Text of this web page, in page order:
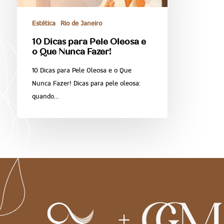
Estética Rio de Janeiro
10 Dicas para Pele Oleosa e
o Que Nunca Fazer!
10 Dicas para Pele Oleosa e o Que
Nunca Fazer! Dicas para pele oleosa:
quando…